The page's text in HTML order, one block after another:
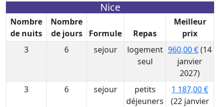
Nice
Nombre
de nuits
Nombre
de jours
Formule Repas
Meilleur
prix
3
6 sejour
logement
seul
960,00 €(14
janvier
2027)
3
6 sejour
petits
déjeuners
1 187,00 €
(22 janvier